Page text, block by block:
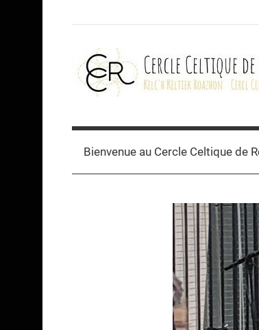
Cercle
celtique
Bienvenue au Cercle Celtique de